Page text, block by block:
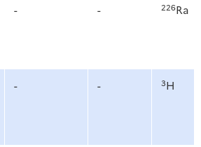
- - 226Ra
- - 3H